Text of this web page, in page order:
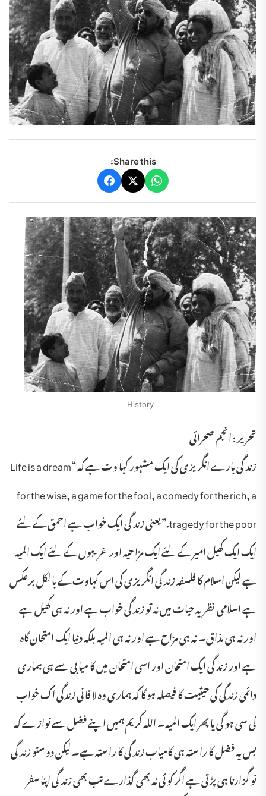
Share this:
History
تحریر : انجم صحرائی
زند گی بارے انگریزی کی ایک مشہور کہا وت ہے کہ “Life is a dream
for the wise, a game for the fool, a comedy for the rich, a
tragedy for the poor.” یعنی زند گی ایک خواب ہے احمق کے لئے
ایک ایک کھیل امیر کے لئے ایک مزا حیہ اور غریبوں کے لئے ایک المیہ
ہے لیکن اسلام کا فلسفہ زند گی انگریزی کی اس کہاوت کے با لکل برعکس
ہے اسلامی نظریہ حیات میں نہ تو زند گی خواب ہے اور نہ ہی کھیل ہے
اور نہ ہی مذاق۔ نہ ہی مزاح ہے اور نہ ہی المیہ بلکہ دنیا ایک امتحان گاہ
ہے اور زند گی ایک امتحان اور اسی امتحان میں کا میا بی سے ہی ہماری
دائمی زندگی کی حیثیت کا فیصلہ ہو گا کہ ہماری وہ لا فا نی زندگی اک خواب
کی سی ہو گی یا پھر ایک المیہ۔ اللہ کریم ہمیں اپنے فضل سے نوازے کہ
بس یہ فضل کا را ستہ ہی کامیاب زند گی کا را ستہ ہے۔ لیکن دو ستو زند گی
تو گزارنا ہی پڑتی ہے اگر کو ئی نہ بھی گذارے تب بھی زند گی اپنا سفر